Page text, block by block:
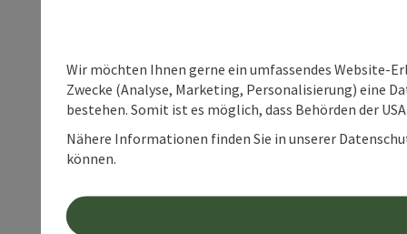
Wir möchten Ihnen gerne ein umfassendes Website-
Zwecke (Analyse, Marketing, Personalisierung) eine
bestehen. Somit ist es möglich, dass Behörden der
Nähere Informationen finden Sie in unserer
können.